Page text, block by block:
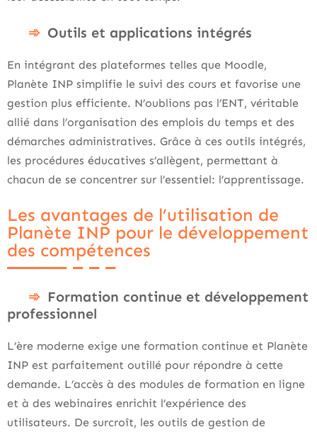
Outils et applications intégrés
En intégrant des plateformes telles que Moodle,
Planète INP simplifie le suivi des cours et favorise une
gestion plus efficiente. N’oublions pas l’ENT, véritable
allié dans l’organisation des emplois du temps et des
démarches administratives. Grâce à ces outils intégrés,
les procédures éducatives s’allègent, permettant à
chacun de se concentrer sur l’essentiel: l’apprentissage.
Les avantages de l’utilisation de
Planète INP pour le développement
des compétences
Formation continue et développement
professionnel
L’ère moderne exige une formation continue et Planète
INP est parfaitement outillé pour répondre à cette
demande. L’accès à des modules de formation en ligne
et à des webinaires enrichit l’expérience des
utilisateurs. De surcroît, les outils de gestion de